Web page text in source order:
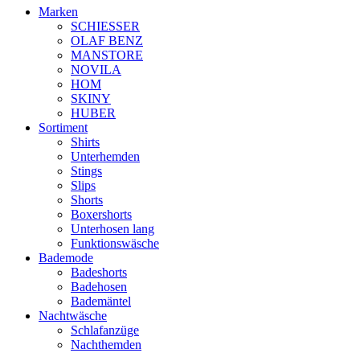
Marken
SCHIESSER
OLAF BENZ
MANSTORE
NOVILA
HOM
SKINY
HUBER
Sortiment
Shirts
Unterhemden
Stings
Slips
Shorts
Boxershorts
Unterhosen lang
Funktionswäsche
Bademode
Badeshorts
Badehosen
Bademäntel
Nachtwäsche
Schlafanzüge
Nachthemden